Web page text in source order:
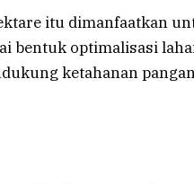
itu dimanfaatkan
bentuk optimalisasi
ketahanan